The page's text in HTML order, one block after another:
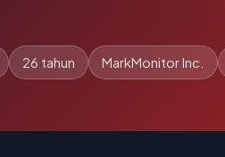
26 tahun MarkMonitor Inc.